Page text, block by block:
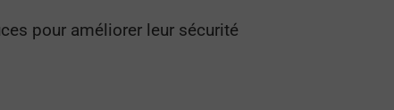
pour améliorer leur sécurité